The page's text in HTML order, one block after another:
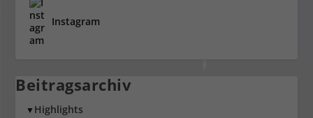
Instagram
Beitragsarchiv
▼ Highlights